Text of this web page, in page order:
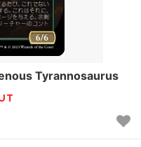
Tyrannosaurus